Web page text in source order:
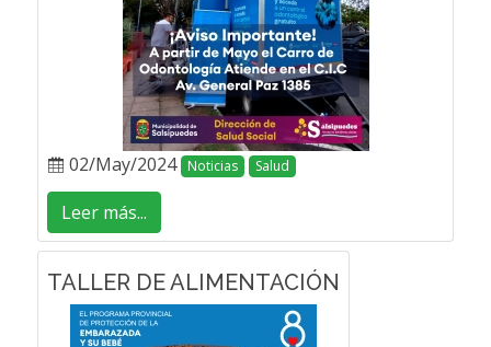
02/May/2024 Noticias Salud
Leer más...
TALLER DE ALIMENTACIÓN